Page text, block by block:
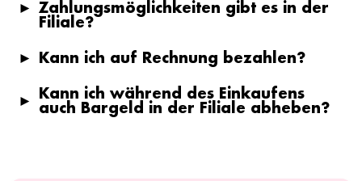
►
Zahlungsmöglichkeiten gibt es in der
Filiale?
► Kann ich auf Rechnung bezahlen?
►
Kann ich während des Einkaufens
auch Bargeld in der Filiale abheben?